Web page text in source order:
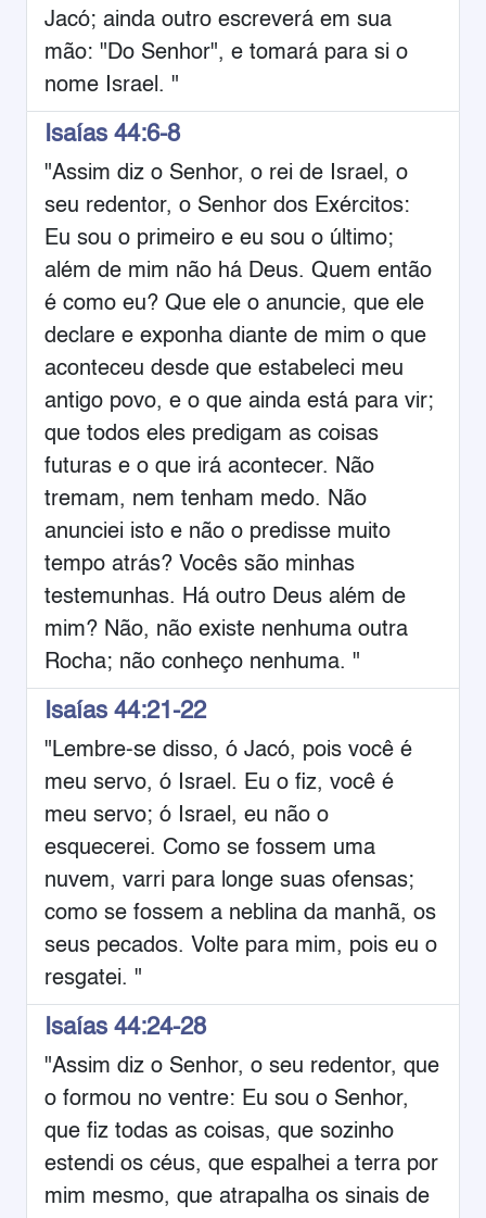
Jacó; ainda outro escreverá em sua
mão: "Do Senhor", e tomará para si o
nome Israel. "
Isaías 44:6-8
"Assim diz o Senhor, o rei de Israel, o
seu redentor, o Senhor dos Exércitos:
Eu sou o primeiro e eu sou o último;
além de mim não há Deus. Quem então
é como eu? Que ele o anuncie, que ele
declare e exponha diante de mim o que
aconteceu desde que estabeleci meu
antigo povo, e o que ainda está para vir;
que todos eles predigam as coisas
futuras e o que irá acontecer. Não
tremam, nem tenham medo. Não
anunciei isto e não o predisse muito
tempo atrás? Vocês são minhas
testemunhas. Há outro Deus além de
mim? Não, não existe nenhuma outra
Rocha; não conheço nenhuma. "
Isaías 44:21-22
"Lembre-se disso, ó Jacó, pois você é
meu servo, ó Israel. Eu o fiz, você é
meu servo; ó Israel, eu não o
esquecerei. Como se fossem uma
nuvem, varri para longe suas ofensas;
como se fossem a neblina da manhã, os
seus pecados. Volte para mim, pois eu o
resgatei. "
Isaías 44:24-28
"Assim diz o Senhor, o seu redentor, que
o formou no ventre: Eu sou o Senhor,
que fiz todas as coisas, que sozinho
estendi os céus, que espalhei a terra por
mim mesmo, que atrapalha os sinais de